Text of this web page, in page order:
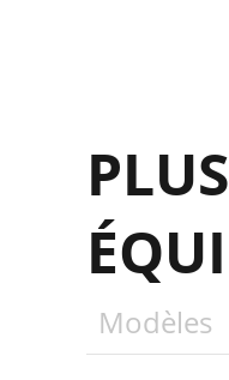
Modèles